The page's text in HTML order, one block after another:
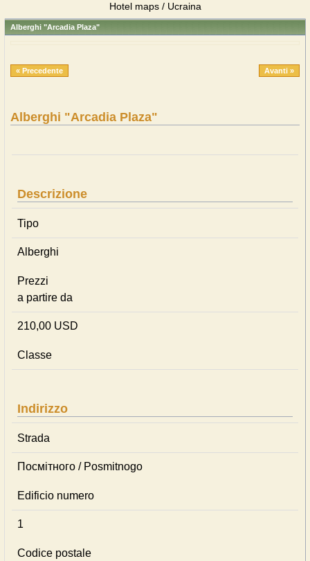
Hotel maps / Ucraina
Alberghi "Arcadia Plaza"
« Precedente Avanti »
Alberghi "Arcadia Plaza"
Descrizione
Tipo
Alberghi
Prezzi
a partire da
210,00 USD
Classe
Indirizzo
Strada
Посмітного / Posmitnogo
Edificio numero
1
Codice postale